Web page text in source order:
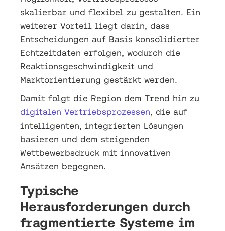
skalierbar und flexibel zu gestalten. Ein
weiterer Vorteil liegt darin, dass
Entscheidungen auf Basis konsolidierter
Echtzeitdaten erfolgen, wodurch die
Reaktionsgeschwindigkeit und
Marktorientierung gestärkt werden.
Damit folgt die Region dem Trend hin zu
digitalen Vertriebsprozessen, die auf
intelligenten, integrierten Lösungen
basieren und dem steigenden
Wettbewerbsdruck mit innovativen
Ansätzen begegnen.
Typische
Herausforderungen durch
fragmentierte Systeme im